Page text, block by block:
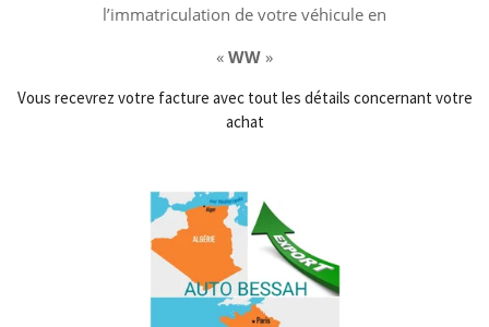
l’immatriculation de votre véhicule en
« WW »
Vous recevrez votre facture avec tout les détails concernant votre
achat